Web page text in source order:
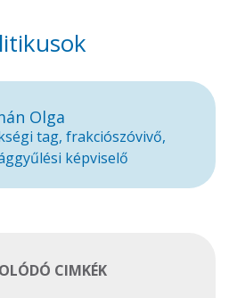
Olga
tag, frakciószóvivő,
képviselő
CIMKÉK